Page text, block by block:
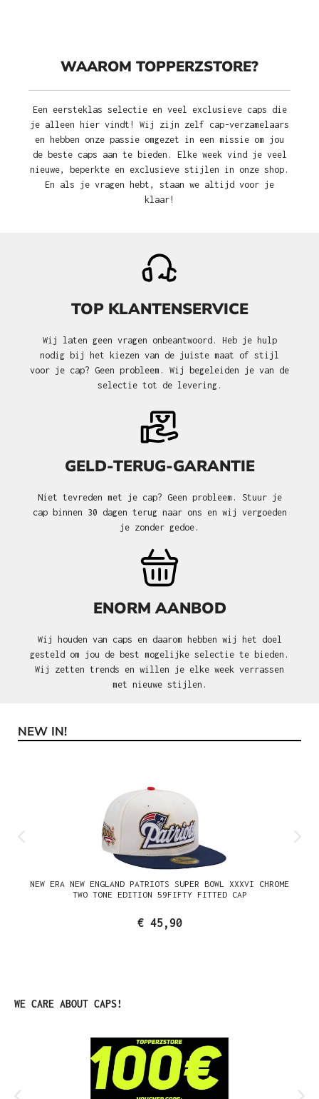
WAAROM TOPPERZSTORE?
Een eersteklas selectie en veel exclusieve caps die
je alleen hier vindt! Wij zijn zelf cap-verzamelaars
en hebben onze passie omgezet in een missie om jou
de beste caps aan te bieden. Elke week vind je veel
nieuwe, beperkte en exclusieve stijlen in onze shop.
En als je vragen hebt, staan we altijd voor je
klaar!
TOP KLANTENSERVICE
Wij laten geen vragen onbeantwoord. Heb je hulp
nodig bij het kiezen van de juiste maat of stijl
voor je cap? Geen probleem. Wij begeleiden je van de
selectie tot de levering.
GELD-TERUG-GARANTIE
Niet tevreden met je cap? Geen probleem. Stuur je
cap binnen 30 dagen terug naar ons en wij vergoeden
je zonder gedoe.
ENORM AANBOD
Wij houden van caps en daarom hebben wij het doel
gesteld om jou de best mogelijke selectie te bieden.
Wij zetten trends en willen je elke week verrassen
met nieuwe stijlen.
Productgalerij overslaan
NEW IN!
NEW ERA NEW ENGLAND PATRIOTS SUPER BOWL XXXVI CHROME
TWO TONE EDITION 59FIFTY FITTED CAP
€ 45,90
Productgalerij overslaan
WE CARE ABOUT CAPS!